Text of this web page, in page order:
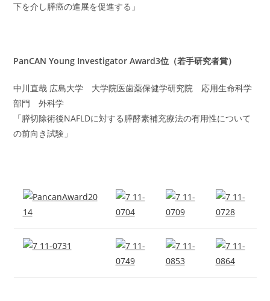
下を介し膵癌の進展を促進する」
PanCAN Young Investigator Award3位（若手研究者賞）
中川直哉 広島大学 大学院医歯薬保健学研究院 応用生命科学
部門 外科学
「膵切除術後NAFLDに対する膵酵素補充療法の有用性について
の前向き試験」